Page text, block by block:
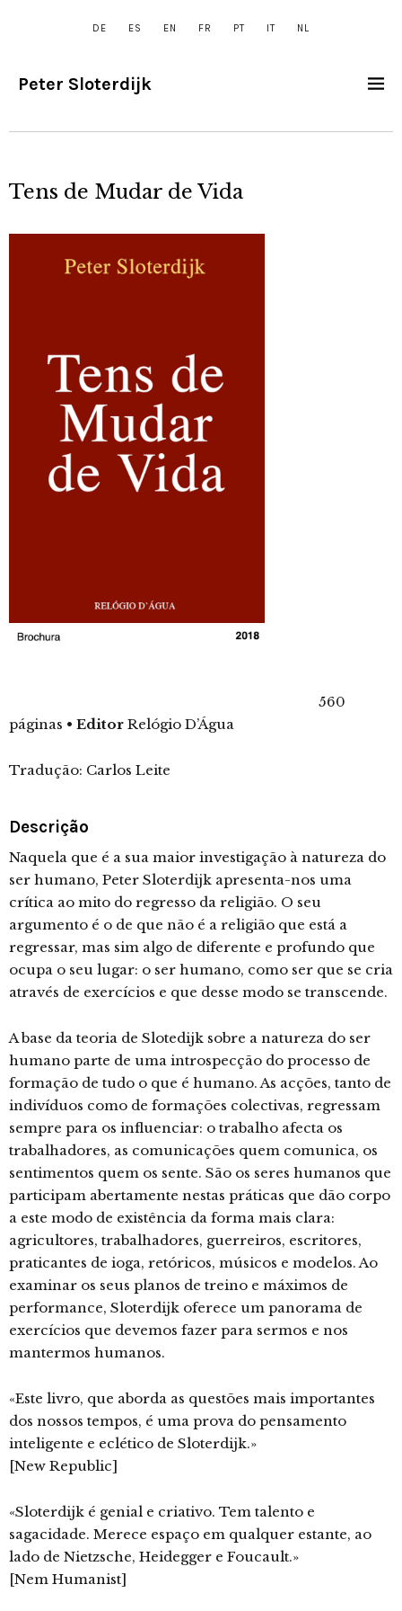
DE ES EN FR PT IT NL
Peter Sloterdijk
Tens de Mudar de Vida
560
páginas • Editor Relógio D’Água
Tradução: Carlos Leite
Descrição
Naquela que é a sua maior investigação à natureza do
ser humano, Peter Sloterdijk apresenta-nos uma
crítica ao mito do regresso da religião. O seu
argumento é o de que não é a religião que está a
regressar, mas sim algo de diferente e profundo que
ocupa o seu lugar: o ser humano, como ser que se cria
através de exercícios e que desse modo se transcende.
A base da teoria de Slotedijk sobre a natureza do ser
humano parte de uma introspecção do processo de
formação de tudo o que é humano. As acções, tanto de
indivíduos como de formações colectivas, regressam
sempre para os influenciar: o trabalho afecta os
trabalhadores, as comunicações quem comunica, os
sentimentos quem os sente. São os seres humanos que
participam abertamente nestas práticas que dão corpo
a este modo de existência da forma mais clara:
agricultores, trabalhadores, guerreiros, escritores,
praticantes de ioga, retóricos, músicos e modelos. Ao
examinar os seus planos de treino e máximos de
performance, Sloterdijk oferece um panorama de
exercícios que devemos fazer para sermos e nos
mantermos humanos.
«Este livro, que aborda as questões mais importantes
dos nossos tempos, é uma prova do pensamento
inteligente e eclético de Sloterdijk.»
[New Republic]
«Sloterdijk é genial e criativo. Tem talento e
sagacidade. Merece espaço em qualquer estante, ao
lado de Nietzsche, Heidegger e Foucault.»
[Nem Humanist]